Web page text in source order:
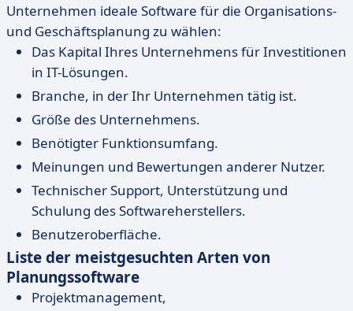
Unternehmen ideale Software für die Organisations-
und Geschäftsplanung zu wählen:
Das Kapital Ihres Unternehmens für Investitionen
in IT-Lösungen.
Branche, in der Ihr Unternehmen tätig ist.
Größe des Unternehmens.
Benötigter Funktionsumfang.
Meinungen und Bewertungen anderer Nutzer.
Technischer Support, Unterstützung und
Schulung des Softwareherstellers.
Benutzeroberfläche.
Liste der meistgesuchten Arten von
Planungssoftware
Projektmanagement,